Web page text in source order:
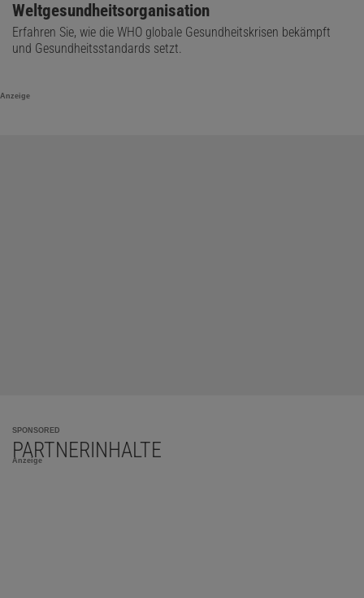
Weltgesundheitsorganisation
Erfahren Sie, wie die WHO globale Gesundheitskrisen bekämpft
und Gesundheitsstandards setzt.
Anzeige
SPONSORED
PARTNERINHALTE
Anzeige